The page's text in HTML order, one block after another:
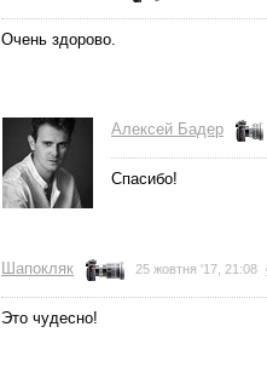
Очень здорово.
Алексей Бадер
Спасибо!
Шапокляк 25 жовтня '17, 21:08
Это чудесно!